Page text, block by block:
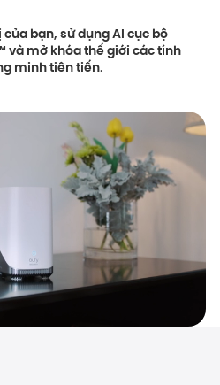
bạn, sử dụng AI cục bộ
và mở khóa thế giới các tính
minh tiên tiến.